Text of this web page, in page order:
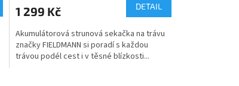
1 299 Kč DETAIL
Akumulátorová strunová sekačka na trávu
značky FIELDMANN si poradí s každou
trávou podél cest i v těsné blízkosti...